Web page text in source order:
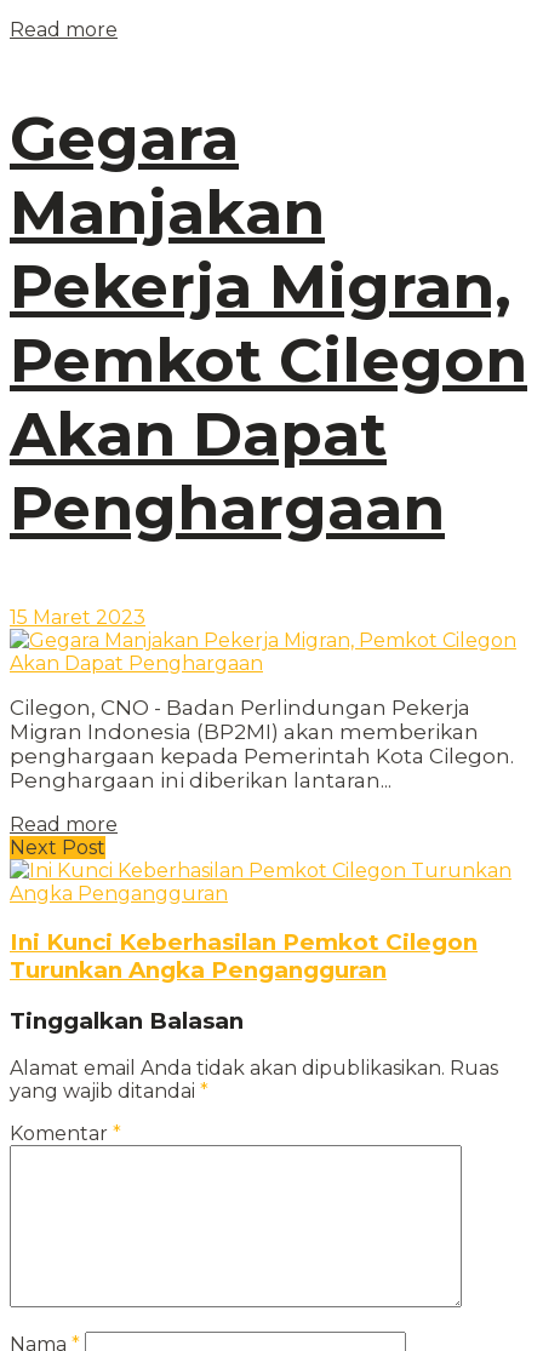
Read more
Gegara
Manjakan
Pekerja Migran,
Pemkot Cilegon
Akan Dapat
Penghargaan
15 Maret 2023
Cilegon, CNO - Badan Perlindungan Pekerja
Migran Indonesia (BP2MI) akan memberikan
penghargaan kepada Pemerintah Kota Cilegon.
Penghargaan ini diberikan lantaran...
Read more
Next Post
Ini Kunci Keberhasilan Pemkot Cilegon
Turunkan Angka Pengangguran
Tinggalkan Balasan
Alamat email Anda tidak akan dipublikasikan. Ruas
yang wajib ditandai *
Komentar *
Nama *